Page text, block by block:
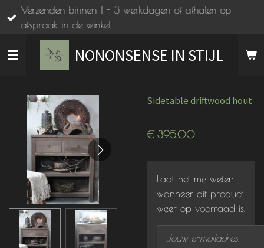
Ga
direct
de
hoofdinhoud
NONONSENSE IN STIJL
Verzenden binnen 1 - 3 werkdagen of afhalen op
afspraak in de winkel
Sidetable driftwood hout
€ 395,00
Laat het me weten
wanneer dit product
weer op voorraad is.